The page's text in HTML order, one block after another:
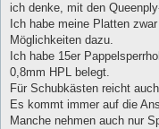
r
a
ich denke, mit den
Ich habe meine Platten
Möglichkeiten dazu.
Ich habe 15er
0,8mm HPL belegt.
Für Schubkästen reicht
Es kommt immer auf die
Manche nehmen auch nur